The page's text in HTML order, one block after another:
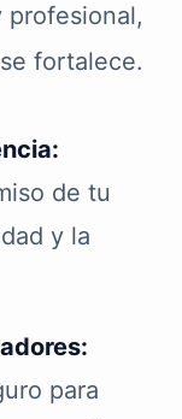
profesional,
fortalece.
de tu
y la
para